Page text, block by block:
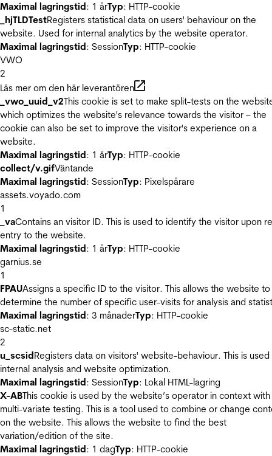
Maximal lagringstid: 1 årTyp: HTTP-cookie
_hjTLDTestRegisters statistical data on users' behaviour on the
website. Used for internal analytics by the website operator.
Maximal lagringstid: SessionTyp: HTTP-cookie
VWO
2
Läs mer om den här leverantören
_vwo_uuid_v2This cookie is set to make split-tests on the
which optimizes the website's relevance towards the visitor – the
cookie can also be set to improve the visitor's experience on a
website.
Maximal lagringstid: 1 årTyp: HTTP-cookie
collect/v.gifVäntande
Maximal lagringstid: SessionTyp: Pixelspårare
assets.voyado.com
1
_vaContains an visitor ID. This is used to identify the visitor upon
entry to the website.
Maximal lagringstid: 1 årTyp: HTTP-cookie
garnius.se
1
FPAUAssigns a specific ID to the visitor. This allows the website to
determine the number of specific user-visits for analysis and
Maximal lagringstid: 3 månaderTyp: HTTP-cookie
sc-static.net
2
u_scsidRegisters data on visitors' website-behaviour. This is
internal analysis and website optimization.
Maximal lagringstid: SessionTyp: Lokal HTML-lagring
X-ABThis cookie is used by the website’s operator in context with
multi-variate testing. This is a tool used to combine or change
on the website. This allows the website to find the best
variation/edition of the site.
Maximal lagringstid: 1 dagTyp: HTTP-cookie